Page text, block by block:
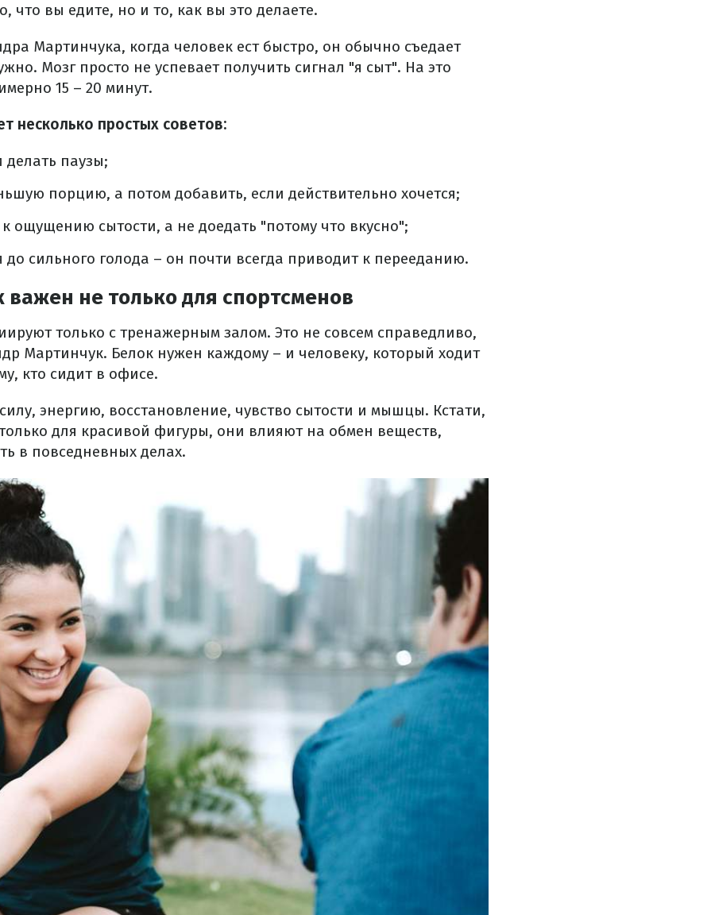
что вы едите, но и то, как вы это делаете.
Мартинчука, когда человек ест быстро, он обычно съедает
Мозг просто не успевает получить сигнал "я сыт". На это
15 – 20 минут.
несколько простых советов:
делать паузы;
порцию, а потом добавить, если действительно хочется;
ощущению сытости, а не доедать "потому что вкусно";
до сильного голода – он почти всегда приводит к перееданию.
важен не только для спортсменов
только с тренажерным залом. Это не совсем справедливо,
Мартинчук. Белок нужен каждому – и человеку, который ходит
кто сидит в офисе.
энергию, восстановление, чувство сытости и мышцы. Кстати,
для красивой фигуры, они влияют на обмен веществ,
в повседневных делах.